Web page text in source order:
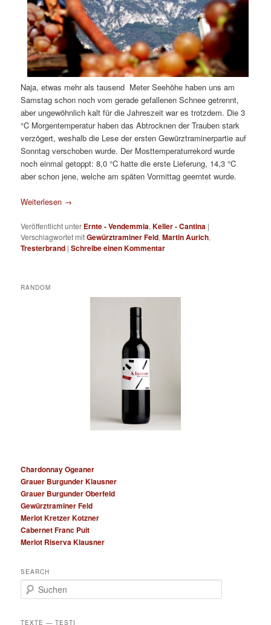
Naja, etwas mehr als tausend Meter Seehöhe haben uns am
Samstag schon noch vom gerade gefallenen Schnee getrennt,
aber ungewöhnlich kalt für die Jahreszeit war es trotzdem. Die 3
°C Morgentemperatur haben das Abtrocknen der Trauben stark
verzögert, weshalb die Lese der ersten Gewürztraminerpartie auf
Sonntag verschoben wurde. Der Mosttemperaturrekord wurde
noch einmal getoppt: 8,0 °C hatte die erste Lieferung, 14,3 °C
aber schon jene, welche am späten Vormittag geerntet wurde.
Weiterlesen →
Veröffentlicht unter Ernte - Vendemmia,Keller - Cantina |
Verschlagwortet mitGewürztraminer Feld,Martin Aurich,
Tresterbrand |Schreibe einen Kommentar
RANDOM
Chardonnay Ogeaner
Grauer Burgunder Klausner
Grauer Burgunder Oberfeld
Gewürztraminer Feld
Merlot Kretzer Kotzner
Cabernet Franc Puit
Merlot Riserva Klausner
SEARCH
u
h
TEXTE — TESTI